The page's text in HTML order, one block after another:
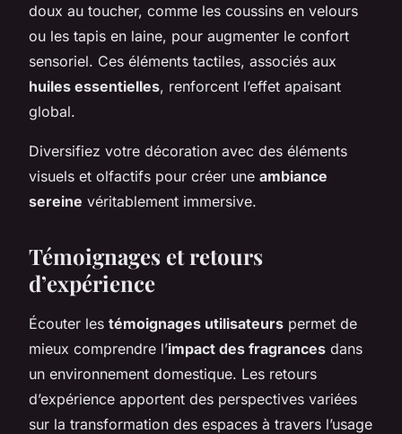
doux au toucher, comme les coussins en velours
ou les tapis en laine, pour augmenter le confort
sensoriel. Ces éléments tactiles, associés aux
huiles essentielles, renforcent l’effet apaisant
global.
Diversifiez votre décoration avec des éléments
visuels et olfactifs pour créer une ambiance
sereine véritablement immersive.
Témoignages et retours
d’expérience
Écouter les témoignages utilisateurs permet de
mieux comprendre l’impact des fragrances dans
un environnement domestique. Les retours
d’expérience apportent des perspectives variées
sur la transformation des espaces à travers l’usage